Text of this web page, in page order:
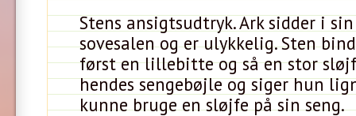
Stens ansigtsudtryk. Ark sidder i
sovesalen og er ulykkelig. Sten
først en lillebitte og så en stor
hendes sengebøjle og siger hun
kunne bruge en sløjfe på sin seng.